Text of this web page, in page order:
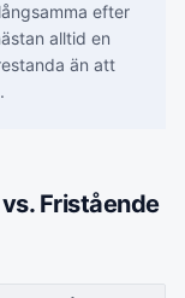
efter
alltid en
än att
Fristående